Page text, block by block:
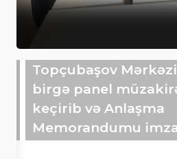
Topçubaşov
birgə panel
keçirib və Anlaşma
Memorandumu